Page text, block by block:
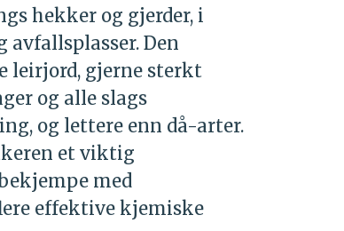
hekker og gjerder, i
avfallsplasser. Den
leirjord, gjerne sterkt
og alle slags
og lettere enn då-arter.
et viktig
med
effektive kjemiske